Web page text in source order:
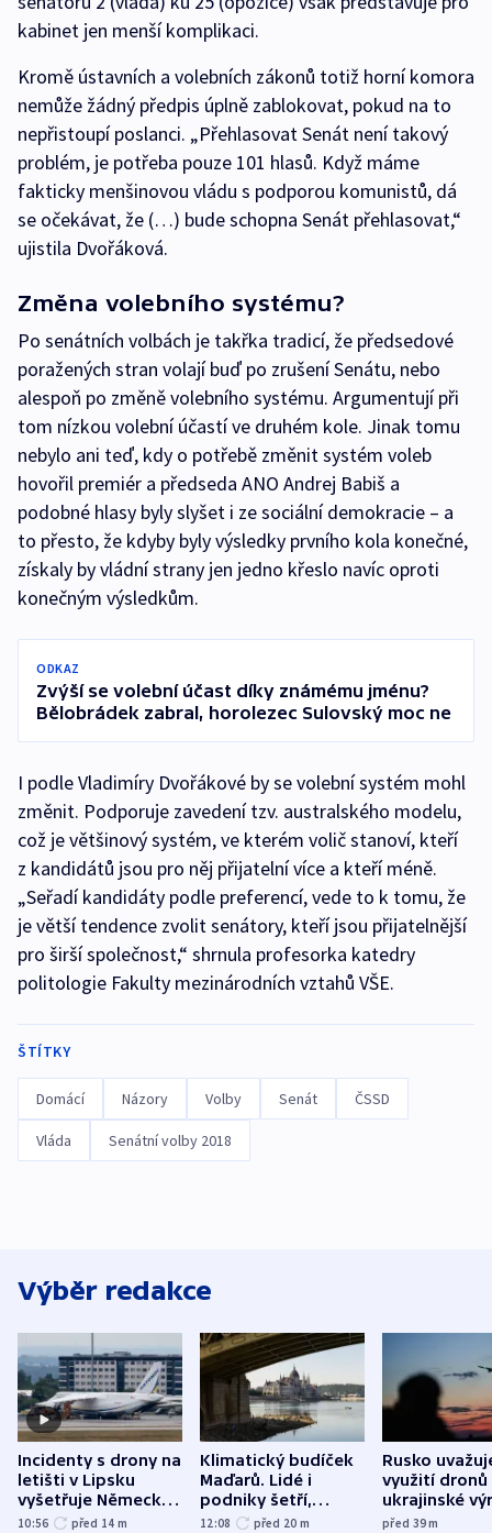
kabinet jen menší komplikaci.
Kromě ústavních a volebních zákonů totiž horní komora
nemůže žádný předpis úplně zablokovat, pokud na to
nepřistoupí poslanci. „Přehlasovat Senát není takový
problém, je potřeba pouze 101 hlasů. Když máme
fakticky menšinovou vládu s podporou komunistů, dá
se očekávat, že (…) bude schopna Senát přehlasovat,“
ujistila Dvořáková.
Změna volebního systému?
Po senátních volbách je takřka tradicí, že předsedové
poražených stran volají buď po zrušení Senátu, nebo
alespoň po změně volebního systému. Argumentují při
tom nízkou volební účastí ve druhém kole. Jinak tomu
nebylo ani teď, kdy o potřebě změnit systém voleb
hovořil premiér a předseda ANO Andrej Babiš a
podobné hlasy byly slyšet i ze sociální demokracie – a
to přesto, že kdyby byly výsledky prvního kola konečné,
získaly by vládní strany jen jedno křeslo navíc oproti
konečným výsledkům.
ODKAZ
Zvýší se volební účast díky známému jménu?
Bělobrádek zabral, horolezec Sulovský moc ne
I podle Vladimíry Dvořákové by se volební systém mohl
změnit. Podporuje zavedení tzv. australského modelu,
což je většinový systém, ve kterém volič stanoví, kteří
z kandidátů jsou pro něj přijatelní více a kteří méně.
„Seřadí kandidáty podle preferencí, vede to k tomu, že
je větší tendence zvolit senátory, kteří jsou přijatelnější
pro širší společnost,“ shrnula profesorka katedry
politologie Fakulty mezinárodních vztahů VŠE.
ŠTÍTKY
Domácí Názory Volby Senát ČSSD
Vláda Senátní volby 2018
Výběr redakce
Incidenty s drony na
letišti v Lipsku
vyšetřuje Německo
jako úmyslný pokus
10:56 před 14 m
Klimatický budíček
Maďarů. Lidé i
podniky šetří,
omezuje se doprava
12:08 před 20 m
Rusko
využití dronů
ukrajinské
útokům v
před 39m